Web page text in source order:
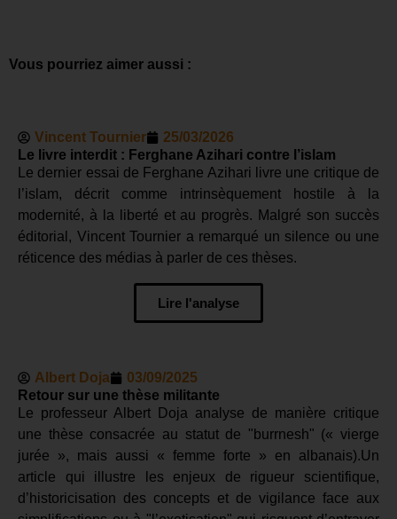
Vous pourriez aimer aussi :
Vincent Tournier
25/03/2026
Le livre interdit : Ferghane Azihari contre l’islam
Le dernier essai de Ferghane Azihari livre une critique de
l’islam, décrit comme intrinsèquement hostile à la
modernité, à la liberté et au progrès. Malgré son succès
éditorial, Vincent Tournier a remarqué un silence ou une
réticence des médias à parler de ces thèses.
Lire l'analyse
Albert Doja
03/09/2025
Retour sur une thèse militante
Le professeur Albert Doja analyse de manière critique
une thèse consacrée au statut de "burrnesh" (« vierge
jurée », mais aussi « femme forte » en albanais).Un
article qui illustre les enjeux de rigueur scientifique,
d’historicisation des concepts et de vigilance face aux